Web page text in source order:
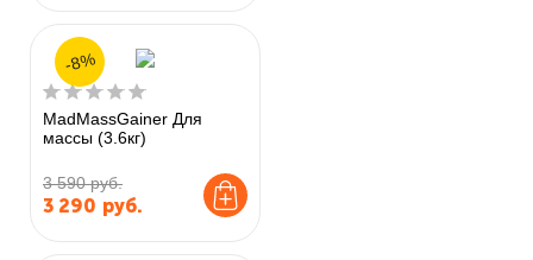
MadMassGainer Для
массы (3.6кг)
3 590 руб.
3 290 руб.
-8%